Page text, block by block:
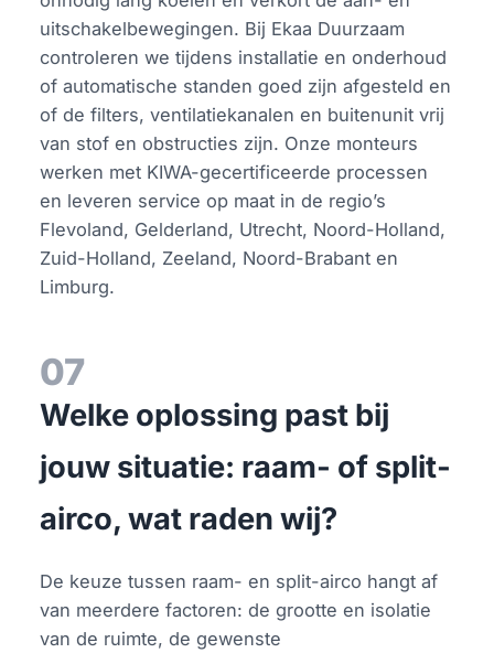
uitschakelbewegingen. Bij Ekaa Duurzaam
controleren we tijdens installatie en onderhoud
of automatische standen goed zijn afgesteld en
of de filters, ventilatiekanalen en buitenunit vrij
van stof en obstructies zijn. Onze monteurs
werken met KIWA-gecertificeerde processen
en leveren service op maat in de regio’s
Flevoland, Gelderland, Utrecht, Noord-Holland,
Zuid-Holland, Zeeland, Noord-Brabant en
Limburg.
07
Welke oplossing past bij
jouw situatie: raam- of split-
airco, wat raden wij?
De keuze tussen raam- en split-airco hangt af
van meerdere factoren: de grootte en isolatie
van de ruimte, de gewenste